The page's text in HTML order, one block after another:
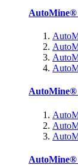
AutoMine®
AutoMine®